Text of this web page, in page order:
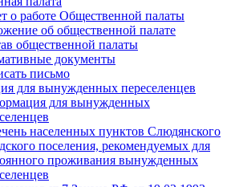
о работе Общественной палаты
об общественной палате
общественной палаты
документы
письмо
для вынужденных переселенцев
для вынужденных
населенных пунктов Слюдянского
поселения, рекомендуемых для
проживания вынужденных